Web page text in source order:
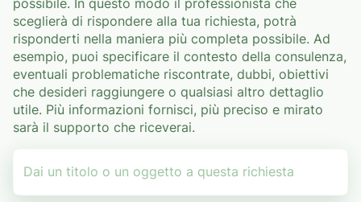
possibile. In questo modo il professionista che
sceglierà di rispondere alla tua richiesta, potrà
risponderti nella maniera più completa possibile. Ad
esempio, puoi specificare il contesto della consulenza,
eventuali problematiche riscontrate, dubbi, obiettivi
che desideri raggiungere o qualsiasi altro dettaglio
utile. Più informazioni fornisci, più preciso e mirato
sarà il supporto che riceverai.
Dai un titolo o un oggetto a questa richiesta